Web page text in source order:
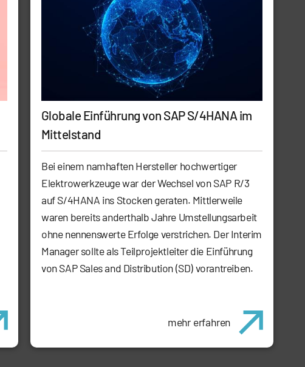
Globale Einführung von SAP S/4HANA im
Mittelstand
Bei einem namhaften Hersteller hochwertiger
Elektrowerkzeuge war der Wechsel von SAP R/3
auf S/4HANA ins Stocken geraten. Mittlerweile
waren bereits anderthalb Jahre Umstellungsarbeit
ohne nennenswerte Erfolge verstrichen. Der Interim
Manager sollte als Teilprojektleiter die Einführung
von SAP Sales and Distribution (SD) vorantreiben.
mehr erfahren